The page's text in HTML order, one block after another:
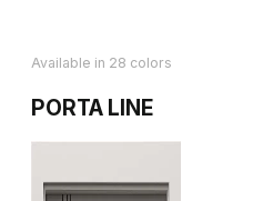
Available in 28 colors
PORTA LINE